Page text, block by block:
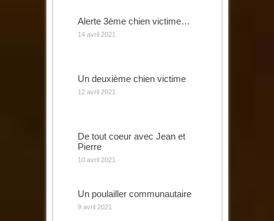
Alerte 3ème chien victime…
14 avril 2021
Un deuxième chien victime
12 avril 2021
De tout coeur avec Jean et
Pierre
10 avril 2021
Un poulailler communautaire
9 avril 2021